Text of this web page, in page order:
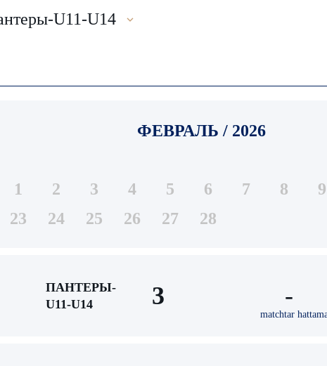
U11-U14
ФЕВРАЛЬ / 2026
1 2 3 4 5 6 7 8 9
23 24 25 26 27 28
ПАНТЕРЫ-
U11-U14
3 -
matchtar